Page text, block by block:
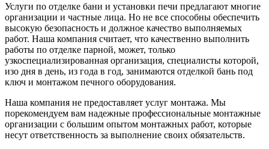
Услуги по отделке бани и установки печи предлагают многие
организации и частные лица. Но не все способны обеспечить
высокую безопасность и должное качество выполняемых
работ. Наша компания считает, что качественно выполнить
работы по отделке парной, может, только
узкоспециализированная организация, специалисты которой,
изо дня в день, из года в год, занимаются отделкой бань под
ключ и монтажом печного оборудования.
Наша компания не предоставляет услуг монтажа. Мы
порекомендуем вам надежные профессиональные монтажные
организации с большим опытом монтажных работ, которые
несут ответственность за выполнение своих обязательств.